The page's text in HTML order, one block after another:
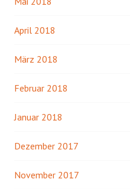
April 2018
März 2018
Februar 2018
Januar 2018
Dezember 2017
November 2017